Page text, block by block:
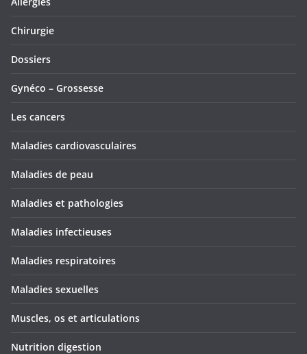
Chirurgie
Dossiers
Gynéco – Grossesse
Les cancers
Maladies cardiovasculaires
Maladies de peau
Maladies et pathologies
Maladies infectieuses
Maladies respiratoires
Maladies sexuelles
Muscles, os et articulations
Nutrition digestion